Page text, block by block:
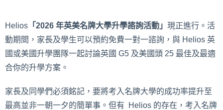
Helios 「2026 年英美名牌大學升學諮詢活動」 現正進行。活
動期間，家長及學生可以預約免費一對一諮詢，與 Helios 英
國或美國升學團隊一起討論英國 G5 及美國頭 25 最佳及最適
合你的升學方案。
家長及同學們必須銘記，要將考入名牌大學的成功率提升至
最高並非一朝一夕的簡單事。但有 Helios 的存在，考入名牌